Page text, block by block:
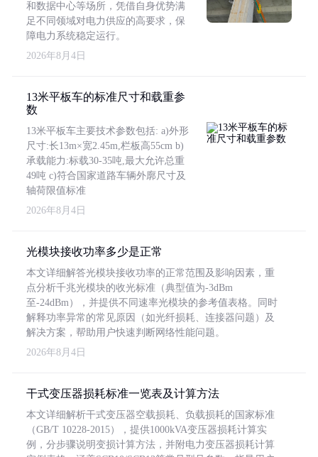
和数据中心等场所，凭借自身优势满
足不同领域对电力供应的高要求，保
障电力系统稳定运行。
2026年8月4日
13米平板车的标准尺寸和载重参
数
13米平板车主要技术参数包括: a)外形
尺寸:长13m×宽2.45m,栏板高55cm b)
承载能力:标载30-35吨,最大允许总重
49吨 c)符合国家道路车辆外廓尺寸及
轴荷限值标准
2026年8月4日
光模块接收功率多少是正常
本文详细解答光模块接收功率的正常范围及影响因素，重
点分析千兆光模块的收光标准（典型值为-3dBm
至-24dBm），并提供不同速率光模块的参考值表格。同时
解释功率异常的常见原因（如光纤损耗、连接器问题）及
解决方案，帮助用户快速判断网络性能问题。
2026年8月4日
干式变压器损耗标准一览表及计算方法
本文详细解析干式变压器空载损耗、负载损耗的国家标准
（GB/T 10228-2015），提供1000kVA变压器损耗计算实
例，分步骤说明变损计算方法，并附电力变压器损耗计算